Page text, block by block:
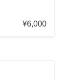
¥6,000